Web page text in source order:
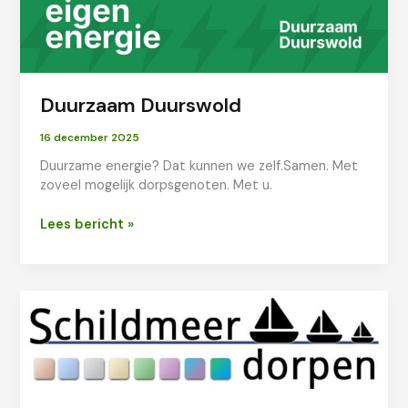
Duurzaam Duurswold
16 december 2025
Duurzame energie? Dat kunnen we zelf.Samen. Met
zoveel mogelijk dorpsgenoten. Met u.
Duurzaam
Lees bericht »